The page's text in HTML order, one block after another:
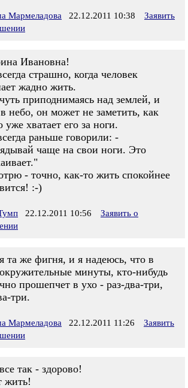
Мармеладова 22.12.2011 10:38
Заявить
Ивановна!
страшно, когда человек
жадно жить.
приподнимаясь над землей, и
в небо, он может не заметить, как
уже хватает его за ноги.
раньше говорили: -
чаще на свои ноги. Это
- точно, как-то жить спокойнее
:-)
22.12.2011 10:56
Заявить о
та же фигня, и я надеюсь, что в
минуты, кто-нибудь
прошепчет в ухо - раз-два-три,
три.
Мармеладова 22.12.2011 11:26
Заявить
так - здорово!
жить!